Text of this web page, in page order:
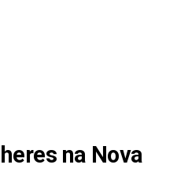
na Nova